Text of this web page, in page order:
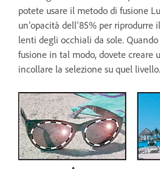
potete usare il metodo di fusione
un’opacità dell’85% per riprodurre
lenti degli occhiali da sole.
fusione in tal modo, dovete creare
incollare la selezione su quel livello.